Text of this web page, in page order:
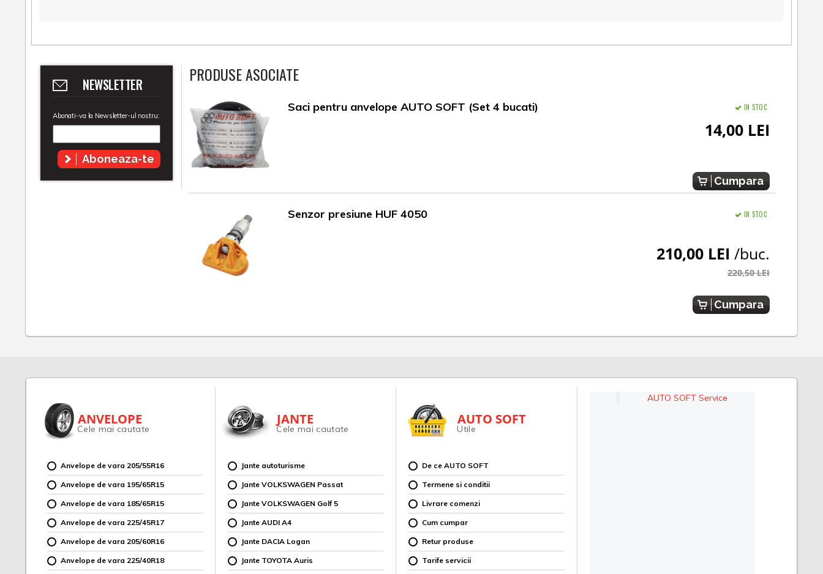
NEWSLETTER
Abonati-va la Newsletter-ul nostru:
Aboneaza-te
PRODUSE ASOCIATE
Saci pentru anvelope AUTO SOFT (Set 4 bucati) IN STOC
14,00 LEI
Cumpara
Senzor presiune HUF 4050 IN STOC
210,00 LEI /buc.
220,50 LEI
Cumpara
ANVELOPE
Cele mai cautate
Anvelope de vara 205/55R16
Anvelope de vara 195/65R15
Anvelope de vara 185/65R15
Anvelope de vara 225/45R17
Anvelope de vara 205/60R16
Anvelope de vara 225/40R18
JANTE
Cele mai cautate
Jante autoturisme
Jante VOLKSWAGEN Passat
Jante VOLKSWAGEN Golf 5
Jante AUDI A4
Jante DACIA Logan
Jante TOYOTA Auris
AUTO SOFT
Utile
De ce AUTO SOFT
Termene si conditii
Livrare comenzi
Cum cumpar
Retur produse
Tarife servicii
AUTO SOFT Service